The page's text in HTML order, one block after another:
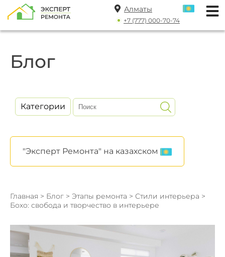
Алматы
+7 (777) 000-70-74
Блог
Категории
"Эксперт Ремонта" на казахском
Главная > Блог > Этапы ремонта > Стили интерьера >
Бохо: свобода и творчество в интерьере